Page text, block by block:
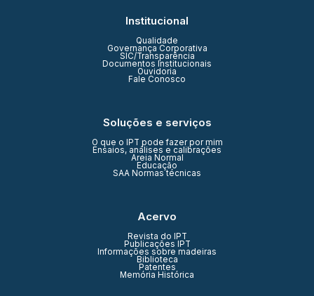
Institucional
Qualidade
Governança Corporativa
SIC/Transparência
Documentos Institucionais
Ouvidoria
Fale Conosco
Soluções e serviços
O que o IPT pode fazer por mim
Ensaios, análises e calibrações
Areia Normal
Educação
SAA Normas técnicas
Acervo
Revista do IPT
Publicações IPT
Informações sobre madeiras
Biblioteca
Patentes
Memória Histórica